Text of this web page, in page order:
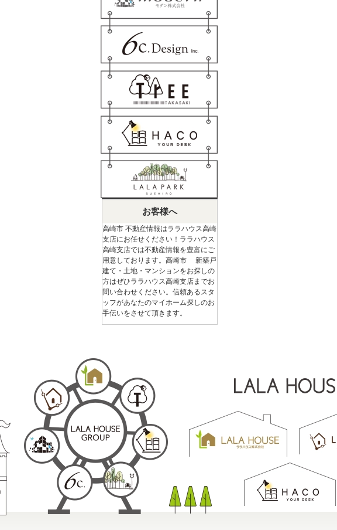
お客様へ
高崎市 不動産情報はララハウス高崎
支店にお任せください！ララハウス
高崎支店では不動産情報を豊富にご
用意しております。高崎市 新築戸
建て・土地・マンションをお探しの
方はぜひララハウス高崎支店までお
問い合わせください。信頼あるスタ
ッフがあなたのマイホーム探しのお
手伝いをさせて頂きます。